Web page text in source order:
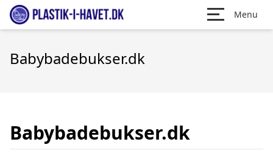
Menu
Babybadebukser.dk
Babybadebukser.dk